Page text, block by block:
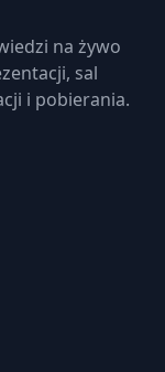
na żywo
sal
i pobierania.